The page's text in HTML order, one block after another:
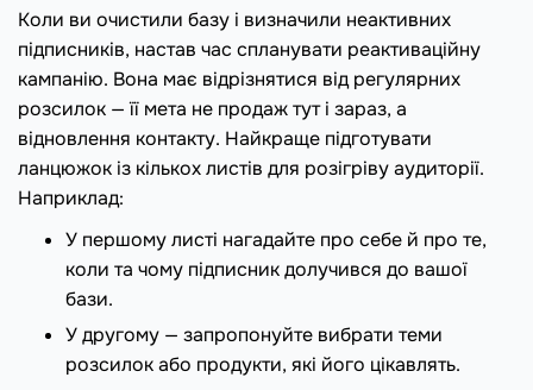
Коли ви очистили базу і визначили неактивних
підписників, настав час спланувати реактиваційну
кампанію. Вона має відрізнятися від регулярних
розсилок — її мета не продаж тут і зараз, а
відновлення контакту. Найкраще підготувати
ланцюжок із кількох листів для розігріву аудиторії.
Наприклад:
У першому листі нагадайте про себе й про те,
коли та чому підписник долучився до вашої
бази.
У другому — запропонуйте вибрати теми
розсилок або продукти, які його цікавлять.